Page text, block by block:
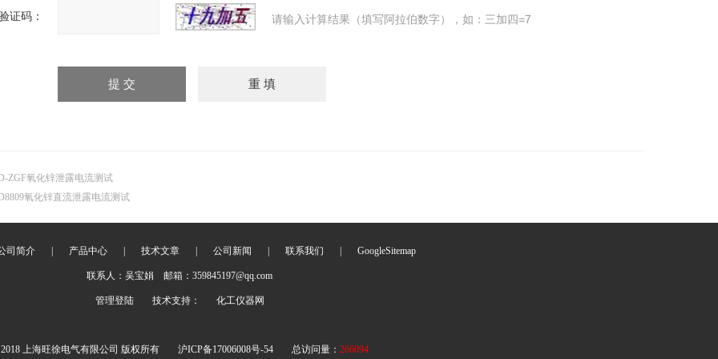
证码： 请输入计算结果（填写阿拉伯数字），如：三加四=7
ZGF氧化锌泄露电流测试
氧化锌直流泄露电流测试
司简介 产品中心 技术文章 公司新闻 联系我们 GoogleSitemap
联系人：吴宝娟 邮箱：359845197@qq.com
管理登陆 技术支持： 化工仪器网
上海旺徐电气有限公司 版权所有 沪ICP备17006008号-54 总访问量： 266094